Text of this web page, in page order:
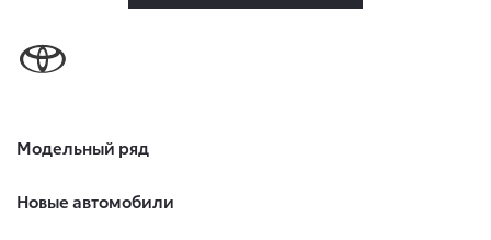
Модельный ряд
Новые автомобили